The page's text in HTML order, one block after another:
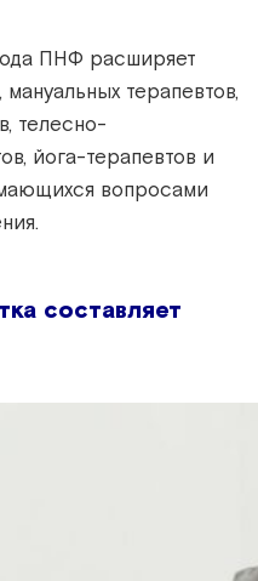
ПНФ расширяет
терапевтов,
телесно-
йога-терапевтов и
вопросами
составляет